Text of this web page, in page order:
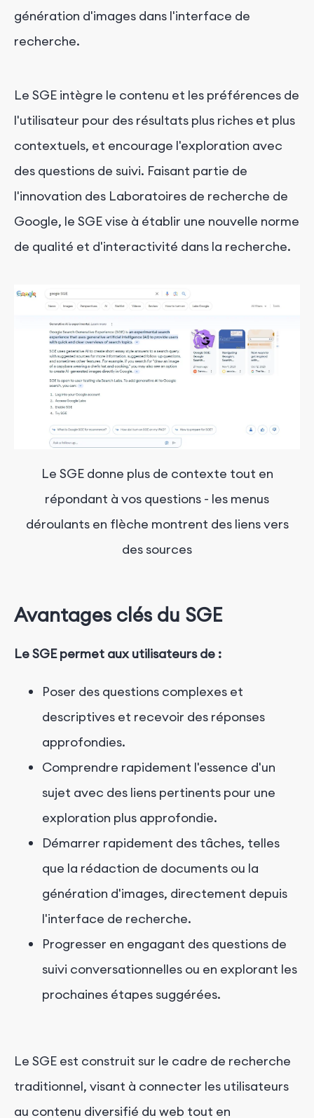
génération d'images dans l'interface de
recherche.
Le SGE intègre le contenu et les préférences de
l'utilisateur pour des résultats plus riches et plus
contextuels, et encourage l'exploration avec
des questions de suivi. Faisant partie de
l'innovation des Laboratoires de recherche de
Google, le SGE vise à établir une nouvelle norme
de qualité et d'interactivité dans la recherche.
Le SGE donne plus de contexte tout en
répondant à vos questions - les menus
déroulants en flèche montrent des liens vers
des sources
Avantages clés du SGE
Le SGE permet aux utilisateurs de :
Poser des questions complexes et
descriptives et recevoir des réponses
approfondies.
Comprendre rapidement l'essence d'un
sujet avec des liens pertinents pour une
exploration plus approfondie.
Démarrer rapidement des tâches, telles
que la rédaction de documents ou la
génération d'images, directement depuis
l'interface de recherche.
Progresser en engagant des questions de
suivi conversationnelles ou en explorant les
prochaines étapes suggérées.
Le SGE est construit sur le cadre de recherche
traditionnel, visant à connecter les utilisateurs
au contenu diversifié du web tout en